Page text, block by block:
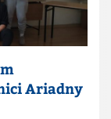
Ariadny